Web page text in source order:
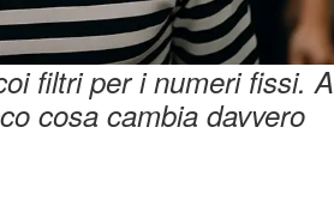
filtri per i numeri fissi. A
cosa cambia davvero